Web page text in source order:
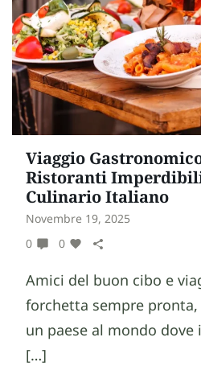
Viaggio
Ristoranti
Culinario Italiano
Novembre 19, 2025
0
0
Amici del buon cibo e
forchetta sempre pronta,
un paese al mondo dove
[…]